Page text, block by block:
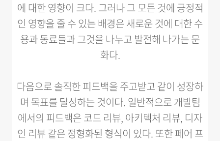
에 대한 영향이 크다. 그러나 그 모든 것에 긍정적
인 영향을 줄 수 있는 배경은 새로운 것에 대한 수
용과 동료들과 그것을 나누고 발전해 나가는 문
화다.
다음으로 솔직한 피드백을 주고받고 같이 성장하
며 목표를 달성하는 것이다. 일반적으로 개발팀
에서의 피드백은 코드 리뷰, 아키텍처 리뷰, 디자
인 리뷰 같은 정형화된 형식이 있다. 또한 페어 프